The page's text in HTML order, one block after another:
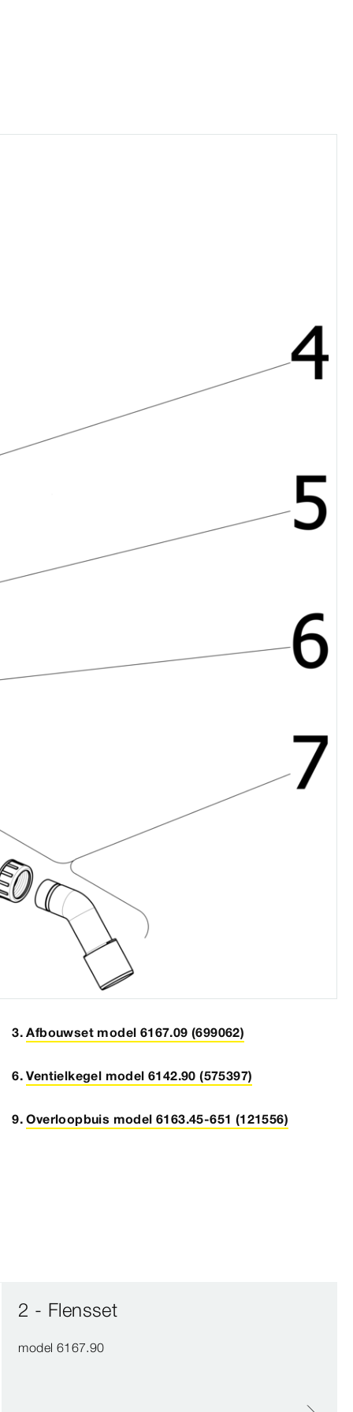
Afbouwset model 6167.09 (699062)
Ventielkegel model 6142.90 (575397)
Overloopbuis model 6163.45-651 (121556)
2 - Flensset
model 6167.90